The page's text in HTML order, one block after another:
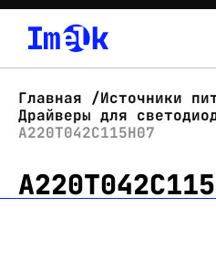
О
Главная
Источники
Драйверы для
А220Т042С115Н07